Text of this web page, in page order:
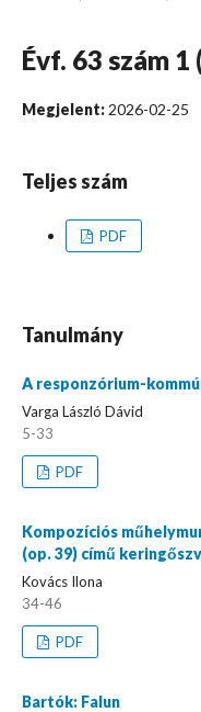
Évf. 63 szám 1
Megjelent: 2026-02-25
Teljes szám
PDF
Tanulmány
A responzórium-
Varga László Dávid
5-33
PDF
Kompozíciós
(op. 39) című
Kovács Ilona
34-46
PDF
Bartók: Falun